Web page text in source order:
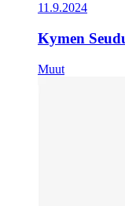
11.9.2024
Kymen
Muut